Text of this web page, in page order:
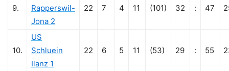
9.
Rapperswil-
Jona 2
22 7 4 11 (101) 32 : 47
10.
US
Schluein
Ilanz 1
22 6 5 11 (53) 29 : 55